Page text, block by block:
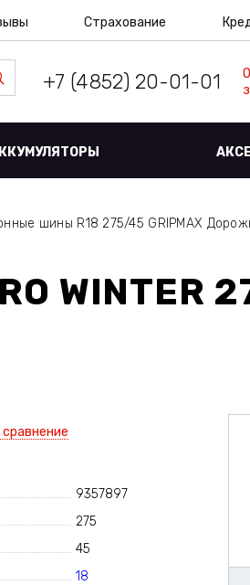
Страхование
+7 (4852) 20-01-01
шины R18 275/45 GRIPMAX
WINTER
9357897
275
45
18